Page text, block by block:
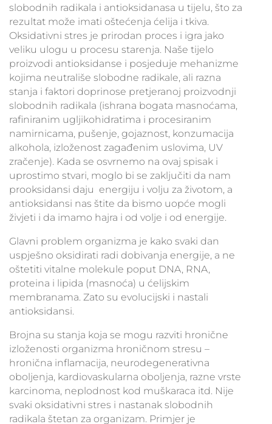
slobodnih radikala i antioksidanasa u tijelu, što za
rezultat može imati oštećenja ćelija i tkiva.
Oksidativni stres je prirodan proces i igra jako
veliku ulogu u procesu starenja. Naše tijelo
proizvodi antioksidanse i posjeduje mehanizme
kojima neutrališe slobodne radikale, ali razna
stanja i faktori doprinose pretjeranoj proizvodnji
slobodnih radikala (ishrana bogata masnoćama,
rafiniranim ugljikohidratima i procesiranim
namirnicama, pušenje, gojaznost, konzumacija
alkohola, izloženost zagađenim uslovima, UV
zračenje). Kada se osvrnemo na ovaj spisak i
uprostimo stvari, moglo bi se zaključiti da nam
prooksidansi daju energiju i volju za životom, a
antioksidansi nas štite da bismo uopće mogli
živjeti i da imamo hajra i od volje i od energije.
Glavni problem organizma je kako svaki dan
uspješno oksidirati radi dobivanja energije, a ne
oštetiti vitalne molekule poput DNA, RNA,
proteina i lipida (masnoća) u ćelijskim
membranama. Zato su evolucijski i nastali
antioksidansi.
Brojna su stanja koja se mogu razviti hronične
izloženosti organizma hroničnom stresu –
hronična inflamacija, neurodegenerativna
oboljenja, kardiovaskularna oboljenja, razne vrste
karcinoma, neplodnost kod muškaraca itd. Nije
svaki oksidativni stres i nastanak slobodnih
radikala štetan za organizam. Primjer je